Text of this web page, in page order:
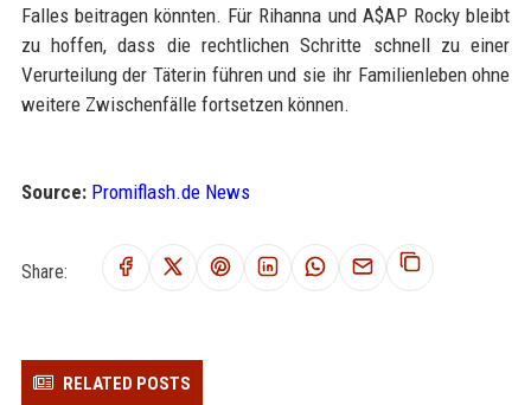
Falles beitragen könnten. Für Rihanna und A$AP Rocky bleibt
zu hoffen, dass die rechtlichen Schritte schnell zu einer
Verurteilung der Täterin führen und sie ihr Familienleben ohne
weitere Zwischenfälle fortsetzen können.
Source: Promiflash.de News
Share:
RELATED POSTS